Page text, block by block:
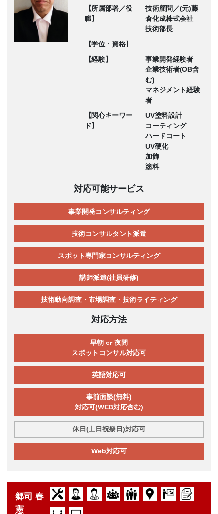
【所属部署／役
職】
技術顧問／(元)藤
倉化成株式会社
技術部長
【学位・資格】
【経験】
事業開発経験者
企業技術者(OB含
む)
マネジメント経験
者
【関心キーワー
ド】
UV塗料設計
コーティング
ハードコート
UV硬化
加飾
塗料
対応可能サービス
事業開発コンサルティング
技術コンサルタント派遣
スポット専門家コンサルティング
講師派遣(社員研修)
技術動向調査・市場調査・技術ライティング
対応方法
早朝 or 夜間
スポットコンサル対応可
英語対応可
事前面談(無料)
対応可(WEB対応含む)
休日(土日祝祭日)対応可
Web対応可
郷司 春
憲